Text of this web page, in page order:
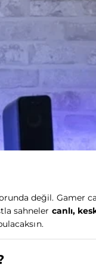
değil. Gamer
sahneler canlı,